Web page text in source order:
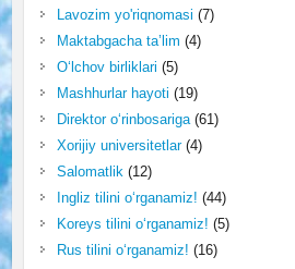
Lavozim yo'riqnomasi (7)
Maktabgacha ta’lim (4)
O‘lchov birliklari (5)
Mashhurlar hayoti (19)
Direktor o‘rinbosariga(61)
Xorijiy universitetlar(4)
Salomatlik(12)
Ingliz tilini o‘rganamiz! (44)
Koreys tilini o‘rganamiz! (5)
Rus tilini o‘rganamiz! (16)